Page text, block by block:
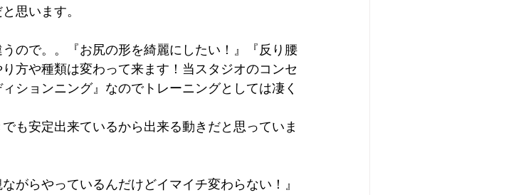
思います。
ので。。『お尻の形を綺麗にしたい！』『反り腰
方や種類は変わって来ます！当スタジオのコンセ
ションニング』なのでトレーニングとしては凄く
も安定出来ているから出来る動きだと思っていま
がらやっているんだけどイマイチ変わらない！』